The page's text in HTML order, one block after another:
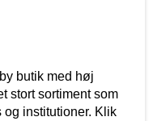
butik med høj
stort sortiment som
institutioner. Klik